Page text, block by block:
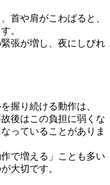
首や肩がこわばると、
。
張が増し、夜にしびれ
握り続ける動作は、
後はこの負担に弱くな
っていることがありま
で増える」ことも多い
大切です。